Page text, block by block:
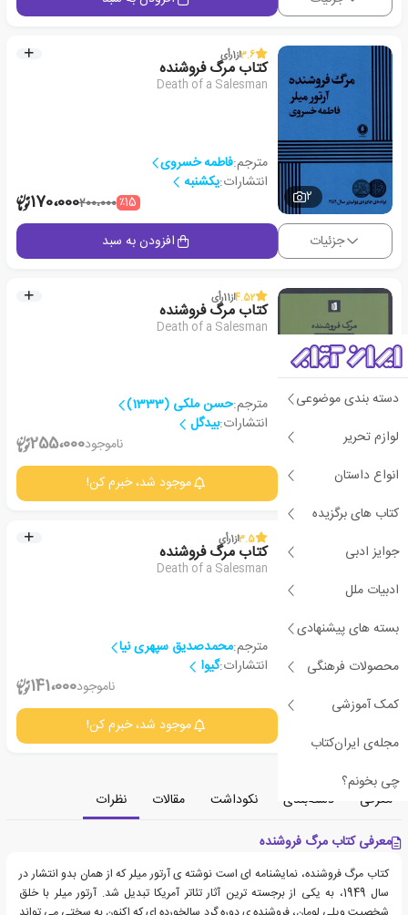
دسته بندی موضوعی
لوازم تحریر
انواع داستان
کتاب های برگزیده
جوایز ادبی
ادبیات ملل
بسته های پیشنهادی
محصولات فرهنگی
کمک آموزشی
مجله‌ی ایران‌کتاب
چی بخونم؟
2
3.6از1رأی
کتاب مرگ‌ فروشنده
Death of a Salesman
مترجم:فاطمه خسروی
انتشارات:یکشنبه
٪15200،000170،000
جزئیات افزودن به سبد
4.52از11رأی
کتاب مرگ فروشنده
Death of a Salesman
مترجم:حسن ملکی (1333)
انتشارات:بیدگل
ناموجود255،000
جزئیات موجود شد، خبرم کن!
2
3.5از1رأی
کتاب مرگ فروشنده
Death of a Salesman
مترجم:محمدصدیق سپهری نیا
انتشارات:گیوا
ناموجود141،000
موجود شد، خبرم کن!
معرفی دسته‌بندی نکوداشت مقالات
نظرات
معرفی کتاب مرگ فروشنده
کتاب مرگ فروشنده، نمایشنامه ای است نوشته ی آرتور میلر که از همان بدو انتشار در
سال 1949، به یکی از برجسته ترین آثار تئاتر آمریکا تبدیل شد. آرتور میلر با خلق